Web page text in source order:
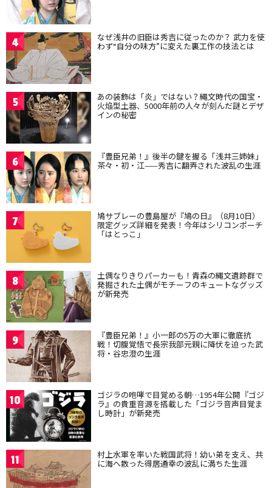
4 なぜ浅井の旧臣は秀吉に従ったのか？ 武力を使
わず“自分の味方”に変えた裏工作の技法とは
5 あの装飾は「炎」ではない？縄文時代の国宝・
火焔型土器、5000年前の人々が刻んだ謎とデザ
インの秘密
6 『豊臣兄弟！』後半の鍵を握る「浅井三姉妹」
茶々・初・江——秀吉に翻弄された波乱の生涯
7 鳩サブレーの豊島屋が『鳩の日』（8月10日）
限定グッズ詳細を発表！今年はシリコンポーチ
「はとっこ」
8 土偶なりきりパーカーも！青森の縄文遺跡群で
発掘された土偶がモチーフのキュートなグッズ
が新発売
9 『豊臣兄弟！』小一郎の5万の大軍に徹底抗
戦！切腹覚悟で長宗我部元親に降伏を迫った武
将・谷忠澄の生涯
10 ゴジラの咆哮で目覚める朝…1954年公開『ゴジ
ラ』の貴重音源を搭載した「ゴジラ音声目覚ま
し時計」が新発売
11 村上水軍を率いた戦国武将！幼い弟を支え、共
に海へ散った得居通幸の波乱に満ちた生涯